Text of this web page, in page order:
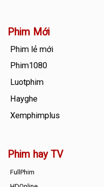
Phim Mới
Phim lẻ mới
Phim1080
Luotphim
Hayghe
Xemphimplus
Phim hay TV
FullPhim